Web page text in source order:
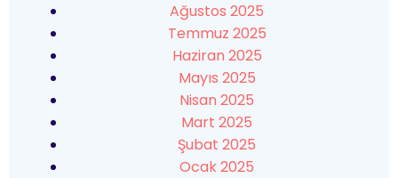
Ağustos 2025
Temmuz 2025
Haziran 2025
Mayıs 2025
Nisan 2025
Mart 2025
Şubat 2025
Ocak 2025